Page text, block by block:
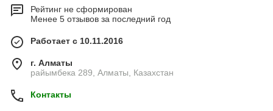
Рейтинг не сформирован
Менее 5 отзывов за последний год
Работает с 10.11.2016
г. Алматы
райымбека 289, Алматы, Казахстан
Контакты